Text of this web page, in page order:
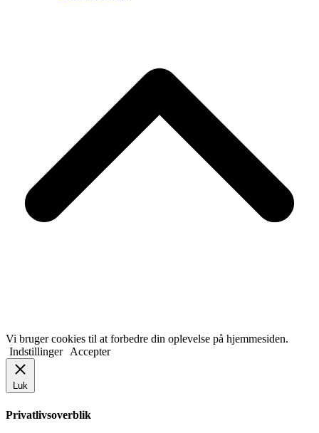
Vi bruger cookies til at forbedre din oplevelse på hjemmesiden.
Indstillinger Accepter
Luk
Privatlivsoverblik